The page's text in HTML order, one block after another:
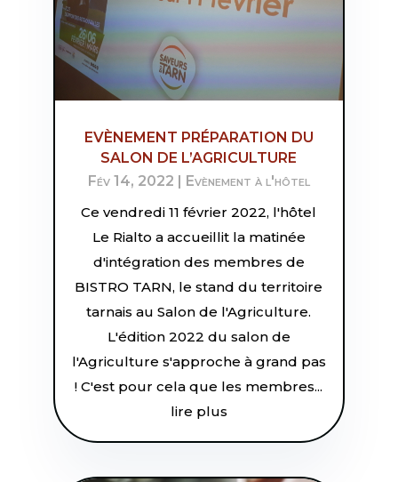
EVÈNEMENT PRÉPARATION DU
SALON DE L’AGRICULTURE
Fév 14, 2022
Evènement à l'hôtel
Ce vendredi 11 février 2022, l'hôtel
Le Rialto a accueillit la matinée
d'intégration des membres de
BISTRO TARN, le stand du territoire
tarnais au Salon de l'Agriculture.
L'édition 2022 du salon de
l'Agriculture s'approche à grand pas
! C'est pour cela que les membres...
lire plus